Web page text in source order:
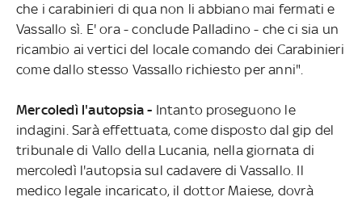
che i carabinieri di qua non li abbiano mai fermati e
Vassallo sì. E' ora - conclude Palladino - che ci sia un
ricambio ai vertici del locale comando dei Carabinieri
come dallo stesso Vassallo richiesto per anni".
Mercoledì l'autopsia - Intanto proseguono le
indagini. Sarà effettuata, come disposto dal gip del
tribunale di Vallo della Lucania, nella giornata di
mercoledì l'autopsia sul cadavere di Vassallo. Il
medico legale incaricato, il dottor Maiese, dovrà